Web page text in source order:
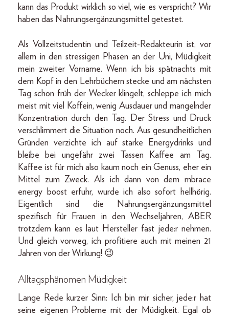
kann das Produkt wirklich so viel, wie es verspricht? Wir
haben das Nahrungsergänzungsmittel getestet.
Als Vollzeitstudentin und Teilzeit-Redakteurin ist, vor
allem in den stressigen Phasen an der Uni, Müdigkeit
mein zweiter Vorname. Wenn ich bis spätnachts mit
dem Kopf in den Lehrbüchern stecke und am nächsten
Tag schon früh der Wecker klingelt, schleppe ich mich
meist mit viel Koffein, wenig Ausdauer und mangelnder
Konzentration durch den Tag. Der Stress und Druck
verschlimmert die Situation noch. Aus gesundheitlichen
Gründen verzichte ich auf starke Energydrinks und
bleibe bei ungefähr zwei Tassen Kaffee am Tag.
Kaffee ist für mich also kaum noch ein Genuss, eher ein
Mittel zum Zweck. Als ich dann von dem mbrace
energy boost erfuhr, wurde ich also sofort hellhörig.
Eigentlich sind die Nahrungsergänzungsmittel
spezifisch für Frauen in den Wechseljahren, ABER
trotzdem kann es laut Hersteller fast jede:r nehmen.
Und gleich vorweg, ich profitiere auch mit meinen 21
Jahren von der Wirkung! 😉
Alltagsphänomen Müdigkeit
Lange Rede kurzer Sinn: Ich bin mir sicher, jede:r hat
seine eigenen Probleme mit der Müdigkeit. Egal ob